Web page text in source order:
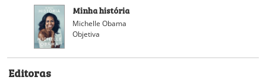
Minha história
Michelle Obama
Objetiva
Editoras